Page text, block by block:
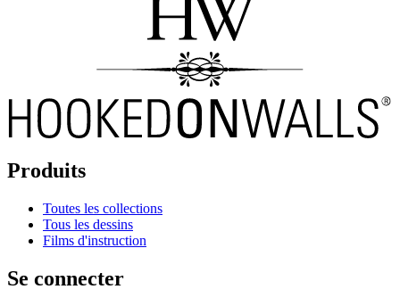
Produits
Toutes les collections
Tous les dessins
Films d'instruction
Se connecter